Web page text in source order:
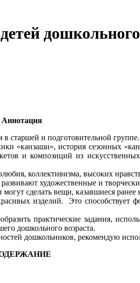
Аннотация
старшей и подготовительной группе.
«канзаши», история сезонных
и композиций из
коллективизма, высоких
художественные и
сделать вещи, казавшиеся
изделий. Это способствует
практические задания,
дошкольного возраста.
дошкольников, рекомендую